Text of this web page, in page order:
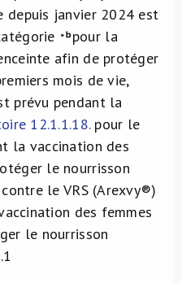
depuis janvier 2024 est
pour la
afin de protéger
mois de vie,
prévu pendant la
12.1.1.18.pour le
la vaccination des
le nourrisson
le VRS (Arexvy®)
des femmes
le nourrisson